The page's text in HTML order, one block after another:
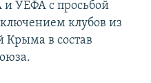
и УЕФА с просьбой
клубов из
Крыма в состав